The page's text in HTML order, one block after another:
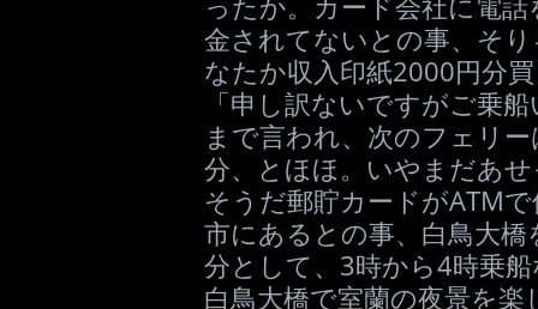
金されてないとの事、そ
なたか収入印紙2000円分
「申し訳ないですがご乗
まで言われ、次のフェリ
分、とほほ。いやまだあ
そうだ郵貯カードがATM
市にあるとの事、白鳥大
分として、3時から4時乗
白鳥大橋で室蘭の夜景を